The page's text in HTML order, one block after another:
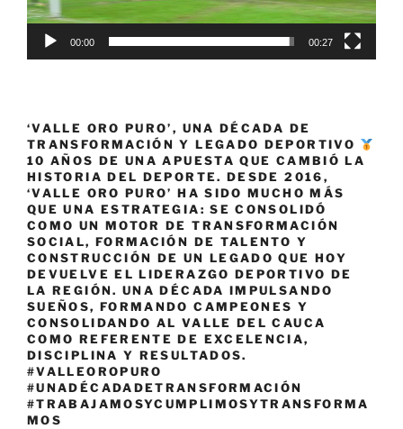
00:00 00:27
‘VALLE ORO PURO’, UNA DÉCADA DE
TRANSFORMACIÓN Y LEGADO DEPORTIVO
10 AÑOS DE UNA APUESTA QUE CAMBIÓ LA
HISTORIA DEL DEPORTE. DESDE 2016,
‘VALLE ORO PURO’ HA SIDO MUCHO MÁS
QUE UNA ESTRATEGIA: SE CONSOLIDÓ
COMO UN MOTOR DE TRANSFORMACIÓN
SOCIAL, FORMACIÓN DE TALENTO Y
CONSTRUCCIÓN DE UN LEGADO QUE HOY
DEVUELVE EL LIDERAZGO DEPORTIVO DE
LA REGIÓN. UNA DÉCADA IMPULSANDO
SUEÑOS, FORMANDO CAMPEONES Y
CONSOLIDANDO AL VALLE DEL CAUCA
COMO REFERENTE DE EXCELENCIA,
DISCIPLINA Y RESULTADOS.
#VALLEOROPURO
#UNADÉCADADETRANSFORMACIÓN
#TRABAJAMOSYCUMPLIMOSYTRANSFORMA
MOS